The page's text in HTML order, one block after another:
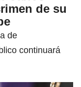
de su
de
continuará